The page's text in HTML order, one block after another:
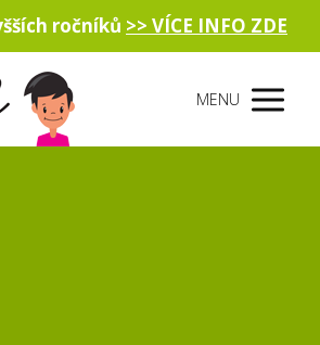
ročníků >> VÍCE INFO ZDE
MENU